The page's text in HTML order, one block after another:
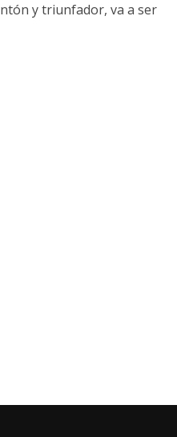
y triunfador, va a ser